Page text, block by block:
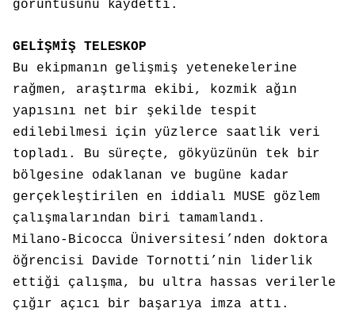
görüntüsünü kaydetti.
GELİŞMİŞ TELESKOP
Bu ekipmanın gelişmiş yetenekelerine
rağmen, araştırma ekibi, kozmik ağın
yapısını net bir şekilde tespit
edilebilmesi için yüzlerce saatlik veri
topladı. Bu süreçte, gökyüzünün tek bir
bölgesine odaklanan ve bugüne kadar
gerçekleştirilen en iddialı MUSE gözlem
çalışmalarından biri tamamlandı.
Milano-Bicocca Üniversitesi’nden doktora
öğrencisi Davide Tornotti’nin liderlik
ettiği çalışma, bu ultra hassas verilerle
çığır açıcı bir başarıya imza attı.